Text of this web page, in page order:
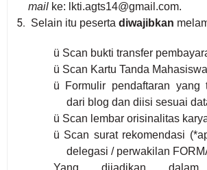
mail ke:
lkti.agts14@gmail.com.
Selain itu peserta diwajibkan
ü Scan bukti transfer
ü Scan Kartu Tanda Mahasiswa
ü
Formulir pendaftaran yang
dari blog dan diisi sesuai
ü Scan lembar orisinalitas
ü Scan surat rekomendasi
delegasi / perwakilan
Yang dijadikan